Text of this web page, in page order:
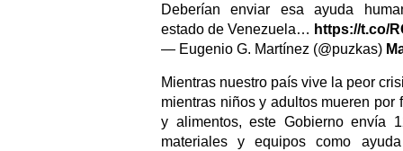
Deberían enviar esa ayuda
estado de Venezuela… https://t.co/
— Eugenio G. Martínez (@puzkas)
Mientras nuestro país vive la peor
mientras niños y adultos mueren por
y alimentos, este Gobierno envía
materiales y equipos como